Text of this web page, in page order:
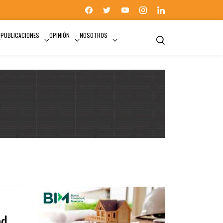
PUBLICACIONES OPINIÓN NOSOTROS